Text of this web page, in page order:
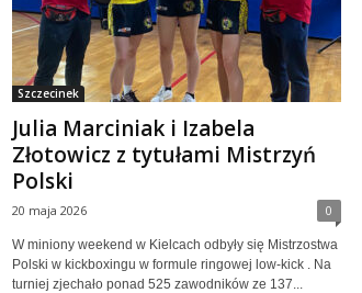
Szczecinek
Julia Marciniak i Izabela
Złotowicz z tytułami Mistrzyń
Polski
20 maja 2026 0
W miniony weekend w Kielcach odbyły się Mistrzostwa
Polski w kickboxingu w formule ringowej low-kick . Na
turniej zjechało ponad 525 zawodników ze 137...